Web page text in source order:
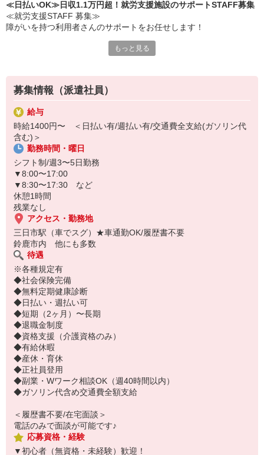
≪日払いOK≫日収1.1万円超！就労支援施設のサポートSTAFF募集
≪就労支援STAFF 募集≫
障がいを持つ利用者さんのサポートをお任せします！
・生活支援（少しの介助あり） など
▼日収例（未経験の場合）
時給1,400円×8時間＝11,200円
日払い・週払いOK◎
すぐにお金が必要な場合は遠慮なく相談してください♪
もっと見る
募集情報（派遣社員）
給与
時給1400円〜 ＜日払い有/週払い有/交通費全支給(ガソリン代
含む)＞
勤務時間・曜日
シフト制/週3〜5日勤務
▼8:00〜17:00
▼8:30〜17:30 など
休憩1時間
残業なし
アクセス・勤務地
三日市駅（車でスグ）★車通勤OK/履歴書不要
鈴鹿市内 他にも多数
待遇
※各種規定有
◆社会保険完備
◆無料定期健康診断
◆日払い・週払い可
◆短期（2ヶ月）〜長期
◆退職金制度
◆資格支援（介護資格のみ）
◆有給休暇
◆産休・育休
◆正社員登用
◆副業・Wワーク相談OK（週40時間以内）
◆ガソリン代含め交通費全額支給
＜履歴書不要/在宅面談＞
電話のみで面談が可能です♪
応募資格・経験
▼初心者（無資格・未経験）歓迎！